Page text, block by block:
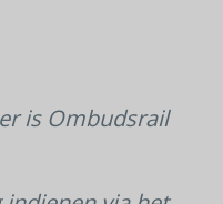
is Ombudsrail